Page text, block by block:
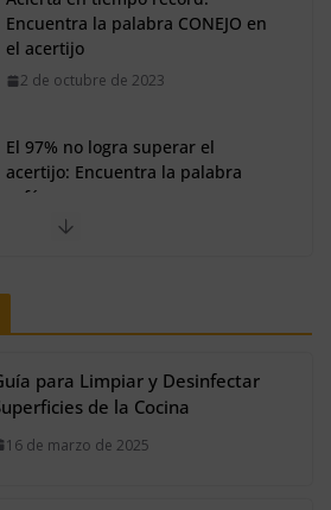
acertijo: Encuentra la palabra
café
30 de septiembre de 2023
Así se verían los personajes de
Shrek en estilo fantasía oscura
encuentra la palabra LOBO en el
para Limpiar y Desinfectar
de la Cocina
16 de marzo de 2025